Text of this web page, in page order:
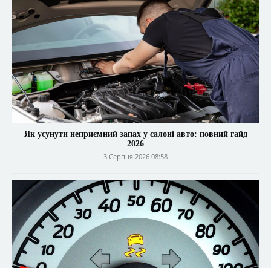
Як усунути неприємний запах у салоні авто: повний гайд
2026
3 Серпня 2026 08:58